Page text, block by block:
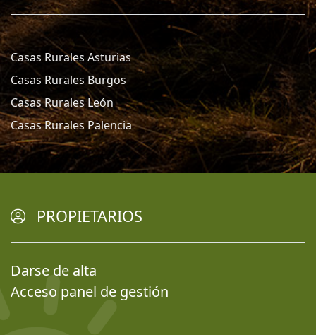
Casas Rurales Asturias
Casas Rurales Burgos
Casas Rurales León
Casas Rurales Palencia
PROPIETARIOS
Darse de alta
Acceso panel de gestión